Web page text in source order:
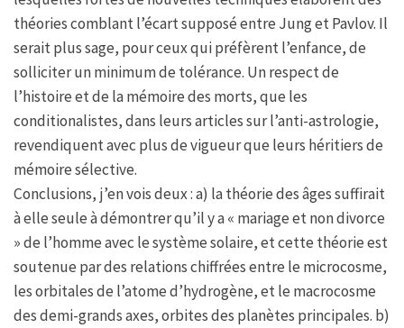
théories comblant l’écart supposé entre Jung et Pavlov. Il
serait plus sage, pour ceux qui préfèrent l’enfance, de
solliciter un minimum de tolérance. Un respect de
l’histoire et de la mémoire des morts, que les
conditionalistes, dans leurs articles sur l’anti-astrologie,
revendiquent avec plus de vigueur que leurs héritiers de
mémoire sélective.
Conclusions, j’en vois deux : a) la théorie des âges suffirait
à elle seule à démontrer qu’il y a « mariage et non divorce
» de l’homme avec le système solaire, et cette théorie est
soutenue par des relations chiffrées entre le microcosme,
les orbitales de l’atome d’hydrogène, et le macrocosme
des demi-grands axes, orbites des planètes principales. b)